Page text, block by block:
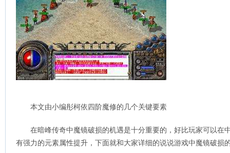
本文由小编彤柯依四阶魔修的几个关键要素
在暗峰传奇中魔镜破损的机遇是十分重要的，好比玩家可以在
有强力的元素属性提升，下面就和大家详细的说说游戏中魔镜破损